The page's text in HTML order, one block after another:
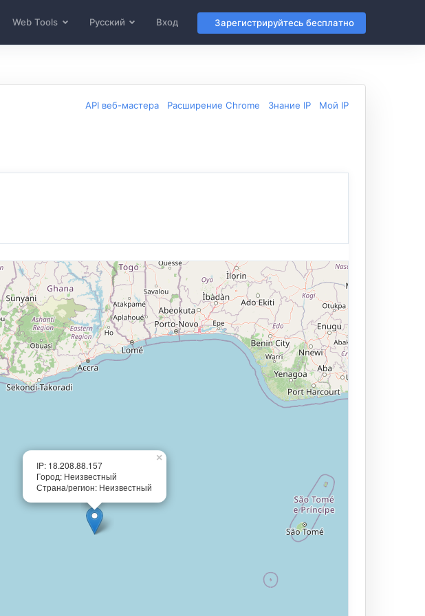
Web Tools Русский Вход Зарегистрируйтесь бесплатно
API веб-мастера Расширение Chrome Знание IP Мой IP
IP: 18.208.88.157
Город: Неизвестный
Страна/регион: Неизвестный
×